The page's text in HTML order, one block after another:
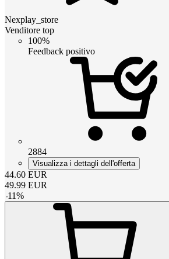
Nexplay_store
Venditore top
100%
Feedback positivo
2884
Visualizza i dettagli dell'offerta
44.60 EUR
49.99 EUR
-11%